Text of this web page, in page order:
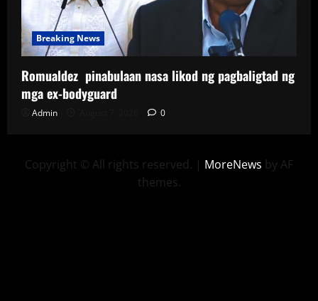
Breaking News
Romualdez pinabulaan nasa likod ng pagbaligtad ng
mga ex-bodyguard
Admin 0
Copyright © All rights reserved. | MoreNews by AF
themes.